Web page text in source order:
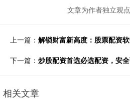
文章为作者独立观
上一篇： 解锁财富新高度：股票配资
下一篇： 炒股配资首选必选配资，安
相关文章